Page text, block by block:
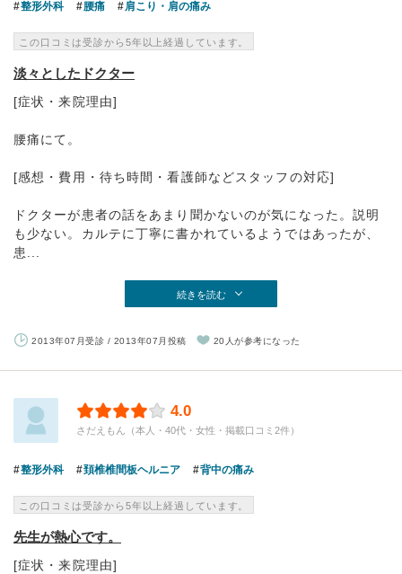
整形外科 腰痛 肩こり・肩の痛み
この口コミは受診から5年以上経過しています。
淡々としたドクター
[症状・来院理由]
腰痛にて。
[感想・費用・待ち時間・看護師などスタッフの対応]
ドクターが患者の話をあまり聞かないのが気になった。説明
も少ない。カルテに丁寧に書かれているようではあったが、
患...
続きを読む
2013年07月受診 / 2013年07月投稿 20人が参考になった
4.0
さだえもん（本人・40代・女性・掲載口コミ2件）
整形外科 頚椎椎間板ヘルニア 背中の痛み
この口コミは受診から5年以上経過しています。
先生が熱心です。
[症状・来院理由]